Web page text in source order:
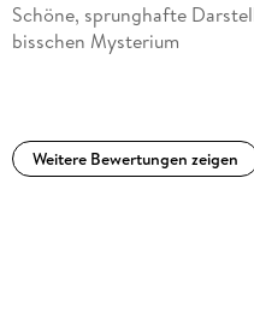
Schöne, sprunghafte
bisschen Mysterium
Weitere Bewertungen zeigen